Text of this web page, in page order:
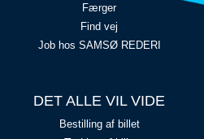
Færger
Find vej
Job hos SAMSØ REDERI
DET ALLE VIL VIDE
Bestilling af billet